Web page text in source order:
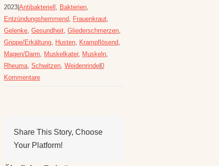
2023 Antibakteriell , Bakterien,
Entzündungshemmend, Frauenkraut,
Gelenke, Gesundheit, Gliederschmerzen,
Grippe/Erkältung, Husten, Krampflösend,
Magen/Darm, Muskelkater, Muskeln,
Rheuma, Schwitzen, Weidenrinde 0
Kommentare
Share This Story, Choose
Your Platform!